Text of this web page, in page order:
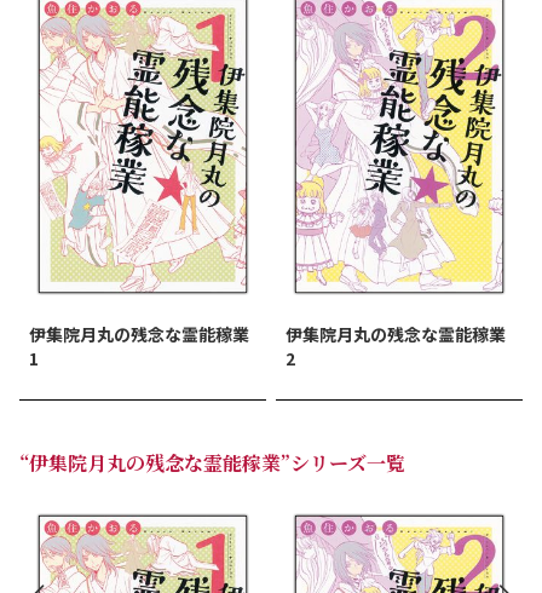
伊集院月丸の残念な霊能稼業
1
伊集院月丸の残念な霊能稼業
2
“伊集院月丸の残念な霊能稼業”シリーズ一覧